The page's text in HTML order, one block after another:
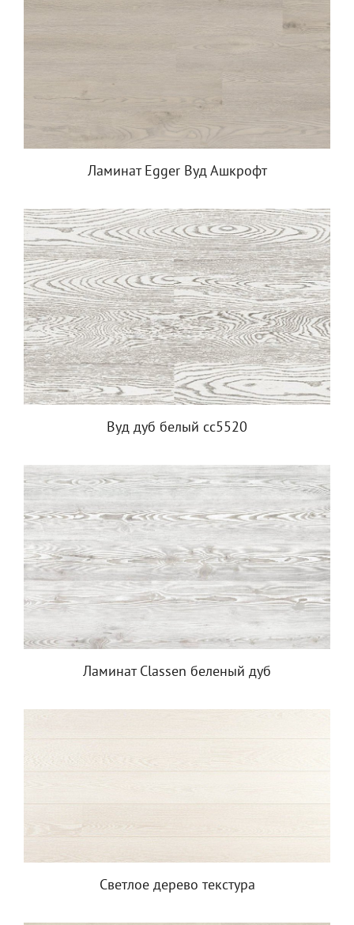
Ламинат Egger Вуд Ашкрофт
Вуд дуб белый сс5520
Ламинат Classen беленый дуб
Светлое дерево текстура